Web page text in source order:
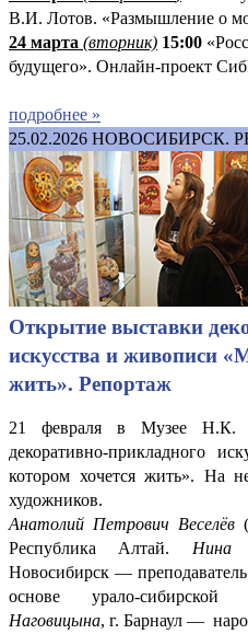
В.И. Лотов. «Размышление о
24 марта (вторник) 15:00
будущего». Онлайн-проект
подробнее »
25.02.2026 НОВОСИБИРСК.
Открытие выставки
искусства и живописи
жить». Репортаж
21 февраля в Музее Н.К.
декоративно-прикладного
котором хочется жить». На
художников.
Анатолий Петрович Веселёв
Республика Алтай. Нина
Новосибирск —
основе урало-сибирской
Наговицына, г. Барнаул —